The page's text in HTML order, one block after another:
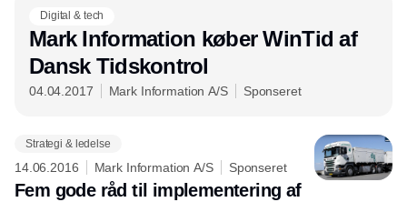
Digital & tech
Mark Information køber WinTid af
Dansk Tidskontrol
04.04.2017 Mark Information A/S Sponseret
Strategi & ledelse
14.06.2016 Mark Information A/S Sponseret
Fem gode råd til implementering af